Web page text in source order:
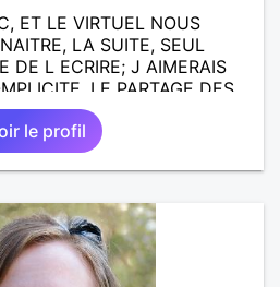
ET LE VIRTUEL NOUS
LA SUITE, SEUL
DE L ECRIRE; J AIMERAIS
LE PARTAGE DES
VIE : BALADES, VOYAGES
ETRE A L ECOUTE DE L
PLUS BELLE
le profil